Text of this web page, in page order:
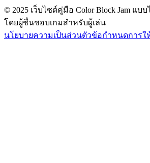
© 2025 เว็บไซต์คู่มือ Color Block Jam แบ
โดยผู้ชื่นชอบเกมสำหรับผู้เล่น
นโยบายความเป็นส่วนตัวข้อกำหนดการใ